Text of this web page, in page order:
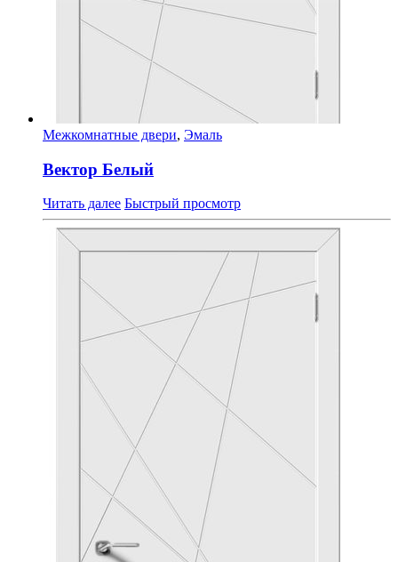
Межкомнатные двери, Эмаль
Вектор Белый
Читать далее Быстрый просмотр